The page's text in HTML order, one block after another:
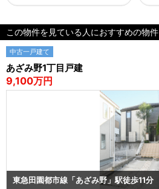
この物件を見ている人におすすめの物件
中古一戸建て
あざみ野1丁目戸建
9,100万円
東急田園都市線「あざみ野」駅徒歩11分